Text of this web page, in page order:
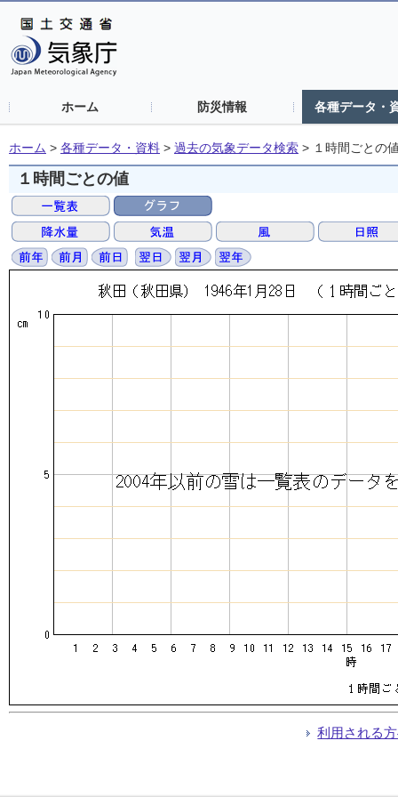
ホーム 防災情報 各種データ・
ホーム > 各種データ・資料 > 過去の気象データ検索 > １時間ごとの
１時間ごとの値
利用される